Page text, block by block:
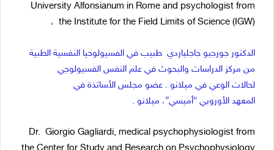
University Alfonsianum in Rome and psychologist from
the Institute for the Field Limits of Science (IGW) ،
الدكتور جورجيو جاجلياردي طبيب في الفسيولوحيا النفسية الطبية
من مركز الدراسات والبحوث في علم النفس الفسيولوجي
لحالات الوعي في ميلانو . عضو مجلس الأساتذة في
المعهد الأوروبي “أميسي”، ميلانو .
Dr. Giorgio Gagliardi, medical psychophysiologist from